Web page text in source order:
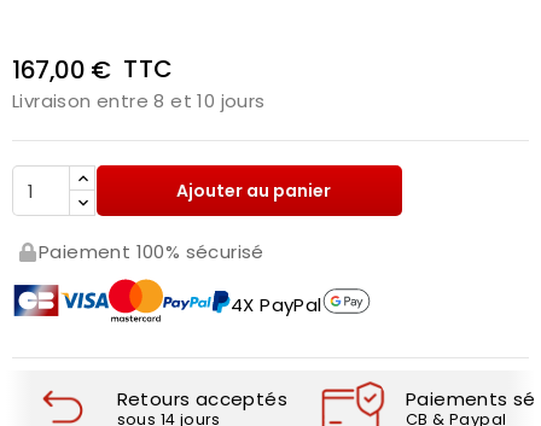
167,00 € TTC
Livraison entre 8 et 10 jours
Ajouter au panier
Paiement 100% sécurisé
4X PayPal
Retours acceptés
sous 14 jours
Paiements
CB & Paypal